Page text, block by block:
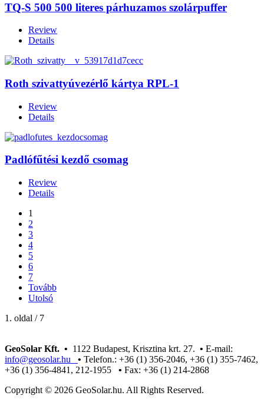
TQ-S 500 500 literes párhuzamos szolárpuffer
Review
Details
Roth szivattyúvezérlő kártya RPL-1
Review
Details
Padlófűtési kezdő csomag
Review
Details
1
2
3
4
5
6
7
Tovább
Utolsó
1. oldal / 7
GeoSolar Kft. • 1122 Budapest, Krisztina krt. 27. • E-mail:
info@geosolar.hu • Telefon.: +36 (1) 356-2046, +36 (1) 355-7462,
+36 (1) 356-4841, 212-1955 • Fax: +36 (1) 214-2868
Copyright © 2026 GeoSolar.hu. All Rights Reserved.